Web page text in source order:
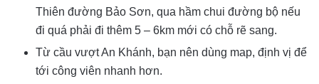
Thiên đường Bảo Sơn, qua hầm chui đường bộ nếu
đi quá phải đi thêm 5 – 6km mới có chỗ rẽ sang.
Từ cầu vượt An Khánh, bạn nên dùng map, định vị để
tới công viên nhanh hơn.